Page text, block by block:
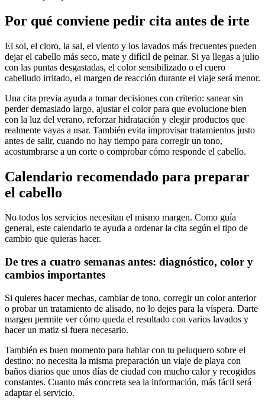
Por qué conviene pedir cita antes de irte
El sol, el cloro, la sal, el viento y los lavados más frecuentes pueden
dejar el cabello más seco, mate y difícil de peinar. Si ya llegas a julio
con las puntas desgastadas, el color sensibilizado o el cuero
cabelludo irritado, el margen de reacción durante el viaje será menor.
Una cita previa ayuda a tomar decisiones con criterio: sanear sin
perder demasiado largo, ajustar el color para que evolucione bien
con la luz del verano, reforzar hidratación y elegir productos que
realmente vayas a usar. También evita improvisar tratamientos justo
antes de salir, cuando no hay tiempo para corregir un tono,
acostumbrarse a un corte o comprobar cómo responde el cabello.
Calendario recomendado para preparar
el cabello
No todos los servicios necesitan el mismo margen. Como guía
general, este calendario te ayuda a ordenar la cita según el tipo de
cambio que quieras hacer.
De tres a cuatro semanas antes: diagnóstico, color y
cambios importantes
Si quieres hacer mechas, cambiar de tono, corregir un color anterior
o probar un tratamiento de alisado, no lo dejes para la víspera. Darte
margen permite ver cómo queda el resultado con varios lavados y
hacer un matiz si fuera necesario.
También es buen momento para hablar con tu peluquero sobre el
destino: no necesita la misma preparación un viaje de playa con
baños diarios que unos días de ciudad con mucho calor y recogidos
constantes. Cuanto más concreta sea la información, más fácil será
adaptar el servicio.